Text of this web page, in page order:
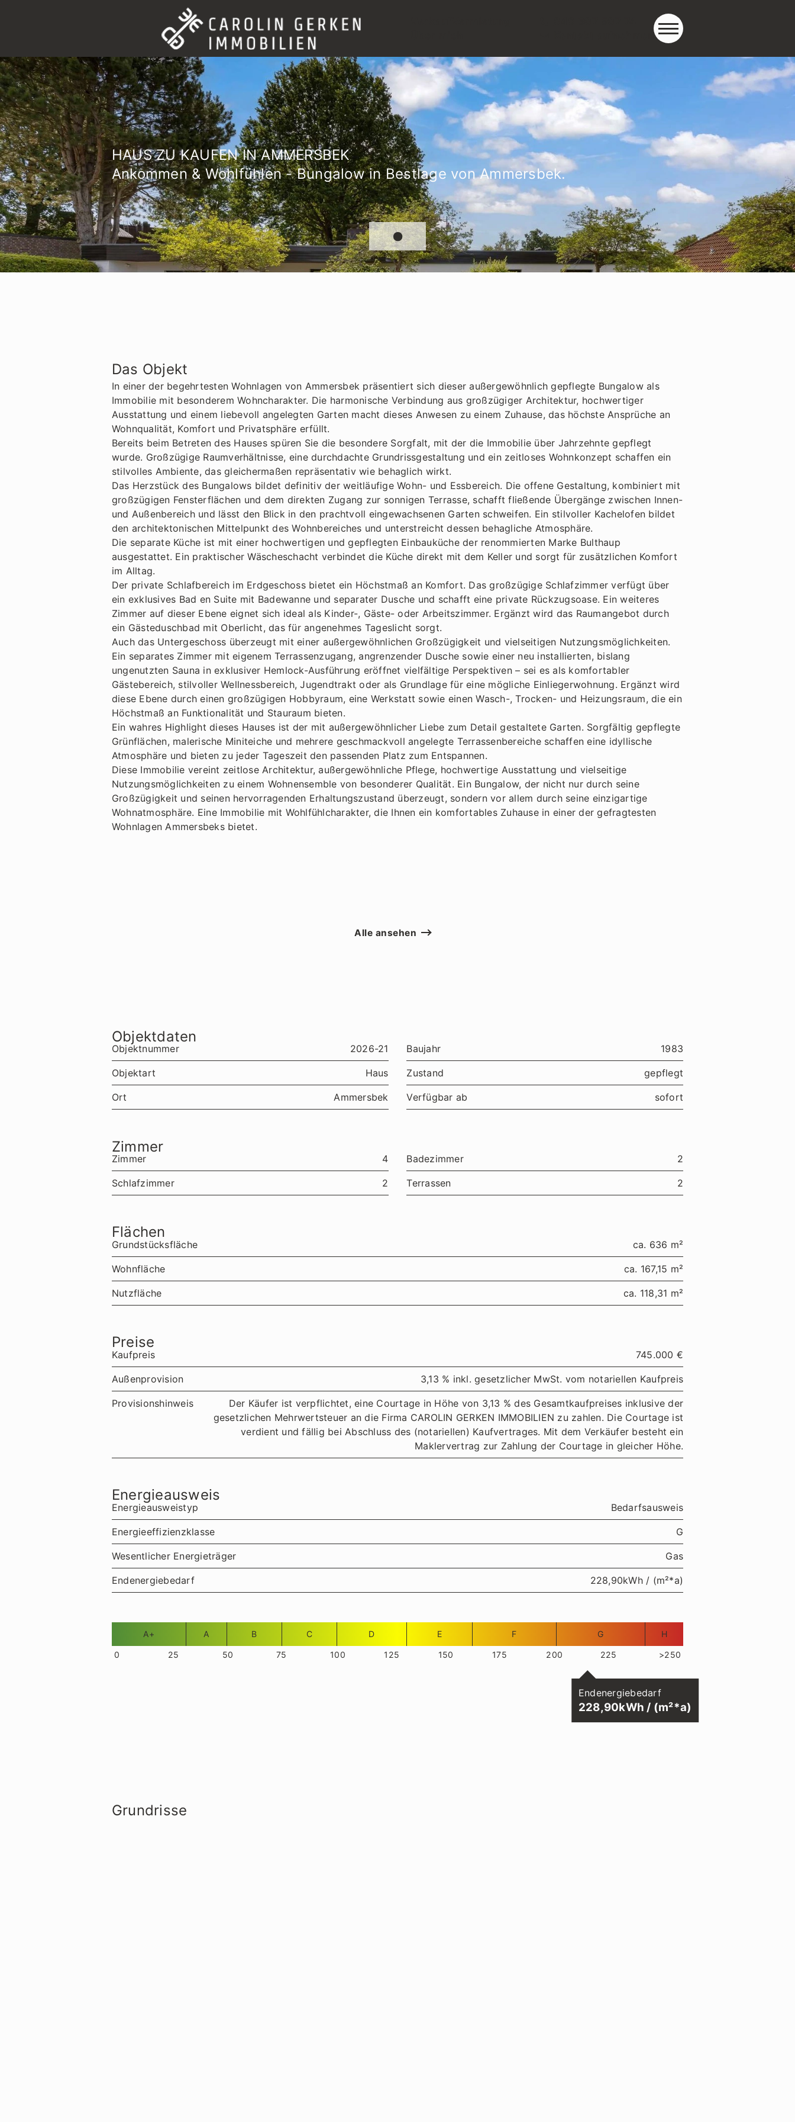
Kontakt aufnehmen
HAUS ZU KAUFEN IN AMMERSBEK
Ankommen & Wohlfühlen - Bungalow in Bestlage von Ammersbek.
Das Objekt
In einer der begehrtesten Wohnlagen von Ammersbek präsentiert sich dieser außergewöhnlich gepflegte Bungalow als
Immobilie mit besonderem Wohncharakter. Die harmonische Verbindung aus großzügiger Architektur, hochwertiger
Ausstattung und einem liebevoll angelegten Garten macht dieses Anwesen zu einem Zuhause, das höchste Ansprüche an
Wohnqualität, Komfort und Privatsphäre erfüllt.
Bereits beim Betreten des Hauses spüren Sie die besondere Sorgfalt, mit der die Immobilie über Jahrzehnte gepflegt
wurde. Großzügige Raumverhältnisse, eine durchdachte Grundrissgestaltung und ein zeitloses Wohnkonzept schaffen ein
stilvolles Ambiente, das gleichermaßen repräsentativ wie behaglich wirkt.
Das Herzstück des Bungalows bildet definitiv der weitläufige Wohn- und Essbereich. Die offene Gestaltung, kombiniert mit
großzügigen Fensterflächen und dem direkten Zugang zur sonnigen Terrasse, schafft fließende Übergänge zwischen Innen-
und Außenbereich und lässt den Blick in den prachtvoll eingewachsenen Garten schweifen. Ein stilvoller Kachelofen bildet
den architektonischen Mittelpunkt des Wohnbereiches und unterstreicht dessen behagliche Atmosphäre.
Die separate Küche ist mit einer hochwertigen und gepflegten Einbauküche der renommierten Marke Bulthaup
ausgestattet. Ein praktischer Wäscheschacht verbindet die Küche direkt mit dem Keller und sorgt für zusätzlichen Komfort
im Alltag.
Der private Schlafbereich im Erdgeschoss bietet ein Höchstmaß an Komfort. Das großzügige Schlafzimmer verfügt über
ein exklusives Bad en Suite mit Badewanne und separater Dusche und schafft eine private Rückzugsoase. Ein weiteres
Zimmer auf dieser Ebene eignet sich ideal als Kinder-, Gäste- oder Arbeitszimmer. Ergänzt wird das Raumangebot durch
ein Gästeduschbad mit Oberlicht, das für angenehmes Tageslicht sorgt.
Auch das Untergeschoss überzeugt mit einer außergewöhnlichen Großzügigkeit und vielseitigen Nutzungsmöglichkeiten.
Ein separates Zimmer mit eigenem Terrassenzugang, angrenzender Dusche sowie einer neu installierten, bislang
ungenutzten Sauna in exklusiver Hemlock-Ausführung eröffnet vielfältige Perspektiven – sei es als komfortabler
Gästebereich, stilvoller Wellnessbereich, Jugendtrakt oder als Grundlage für eine mögliche Einliegerwohnung. Ergänzt wird
diese Ebene durch einen großzügigen Hobbyraum, eine Werkstatt sowie einen Wasch-, Trocken- und Heizungsraum, die ein
Höchstmaß an Funktionalität und Stauraum bieten.
Ein wahres Highlight dieses Hauses ist der mit außergewöhnlicher Liebe zum Detail gestaltete Garten. Sorgfältig gepflegte
Grünflächen, malerische Miniteiche und mehrere geschmackvoll angelegte Terrassenbereiche schaffen eine idyllische
Atmosphäre und bieten zu jeder Tageszeit den passenden Platz zum Entspannen.
Diese Immobilie vereint zeitlose Architektur, außergewöhnliche Pflege, hochwertige Ausstattung und vielseitige
Nutzungsmöglichkeiten zu einem Wohnensemble von besonderer Qualität. Ein Bungalow, der nicht nur durch seine
Großzügigkeit und seinen hervorragenden Erhaltungszustand überzeugt, sondern vor allem durch seine einzigartige
Wohnatmosphäre. Eine Immobilie mit Wohlfühlcharakter, die Ihnen ein komfortables Zuhause in einer der gefragtesten
Wohnlagen Ammersbeks bietet.
Alle ansehen
Objektdaten
Objektnummer 2026-21
Objektart Haus
Ort Ammersbek
Baujahr 1983
Zustand gepflegt
Verfügbar ab sofort
Zimmer
Zimmer 4
Schlafzimmer 2
Badezimmer 2
Terrassen 2
Flächen
Grundstücksfläche ca. 636 m²
Wohnfläche ca. 167,15 m²
Nutzfläche ca. 118,31 m²
Preise
Kaufpreis 745.000 €
Außenprovision 3,13 % inkl. gesetzlicher MwSt. vom notariellen Kaufpreis
Provisionshinweis
Der Käufer ist verpflichtet, eine Courtage in Höhe von 3,13 % des Gesamtkaufpreises inklusive der
gesetzlichen Mehrwertsteuer an die Firma CAROLIN GERKEN IMMOBILIEN zu zahlen. Die Courtage ist
verdient und fällig bei Abschluss des (notariellen) Kaufvertrages. Mit dem Verkäufer besteht ein
Maklervertrag zur Zahlung der Courtage in gleicher Höhe.
Energieausweis
Energieausweistyp Bedarfsausweis
Energieeffizienzklasse G
Wesentlicher Energieträger Gas
Endenergiebedarf 228,90kWh / (m²*a)
A+ A B C D E F G H
0 25 50 75 100 125 150 175 200 225 >250
Endenergiebedarf
228,90kWh / (m²*a)
Grundrisse